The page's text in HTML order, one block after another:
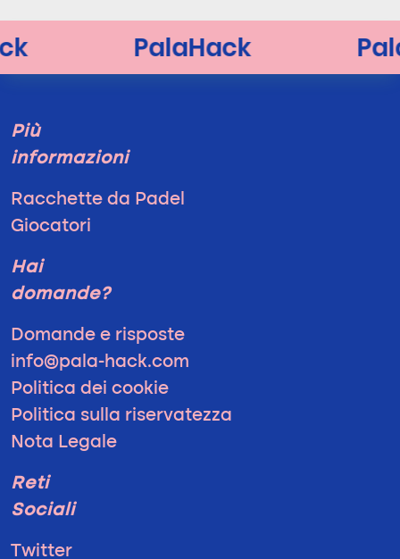
Più
informazioni
Racchette da Padel
Giocatori
Hai
domande?
Domande e risposte
info@pala-hack.com
Politica dei cookie
Politica sulla riservatezza
Nota Legale
Reti
Sociali
Twitter